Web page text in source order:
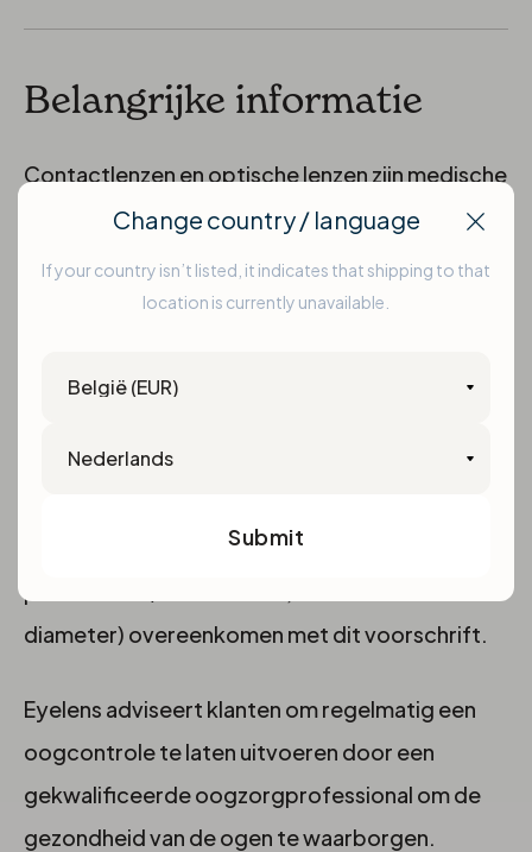
Belangrijke informatie
Contactlenzen en optische lenzen zijn medische
hulpmiddelen. Deze producten mogen
uitsluitend worden gebruikt volgens het
voorschrift en advies van een gekwalificeerde
oogarts.
Door dit product te bestellen bevestigt u dat u
voor contactlenzen en dat de geselecteerde
diameter) overeenkomen met dit voorschrift.
Eyelens adviseert klanten om regelmatig een
oogcontrole te laten uitvoeren door een
gekwalificeerde oogzorgprofessional om de
gezondheid van de ogen te waarborgen.
Change country / language
If your country isn’t listed, it indicates that shipping to that
location is currently unavailable.
Submit